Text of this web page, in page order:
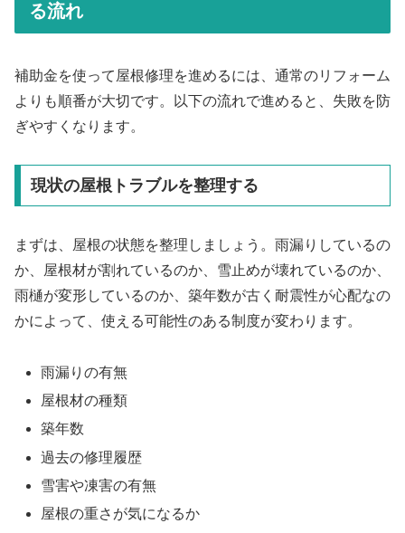
る流れ
補助金を使って屋根修理を進めるには、通常のリフォーム
よりも順番が大切です。以下の流れで進めると、失敗を防
ぎやすくなります。
現状の屋根トラブルを整理する
まずは、屋根の状態を整理しましょう。雨漏りしているの
か、屋根材が割れているのか、雪止めが壊れているのか、
雨樋が変形しているのか、築年数が古く耐震性が心配なの
かによって、使える可能性のある制度が変わります。
雨漏りの有無
屋根材の種類
築年数
過去の修理履歴
雪害や凍害の有無
屋根の重さが気になるか